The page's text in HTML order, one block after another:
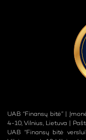
UAB “Finansų bitė” |
4-10, Vilnius, Lietuva |
UAB “Finansų bitė